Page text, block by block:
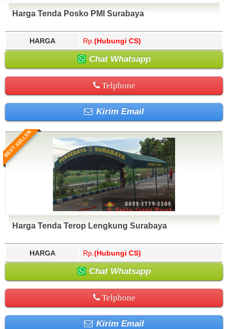
Harga Tenda Posko PMI Surabaya
HARGA Rp. (Hubungi CS)
Chat Whatsapp
Telphone
Kirim Email
BEST SELLER
Harga Tenda Terop Lengkung Surabaya
HARGA Rp. (Hubungi CS)
Chat Whatsapp
Telphone
Kirim Email